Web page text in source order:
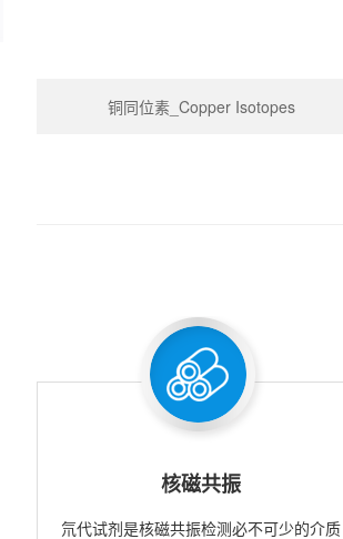
铜同位素_Copper Isotopes
核磁共振
氘代试剂是核磁共振检测必不可少的介质